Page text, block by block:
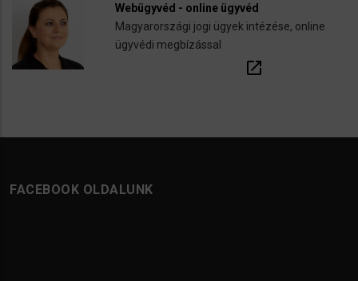
Webügyvéd - online ügyvéd
Magyarországi jogi ügyek intézése, online
ügyvédi megbízással
open_in_new
FACEBOOK OLDALUNK